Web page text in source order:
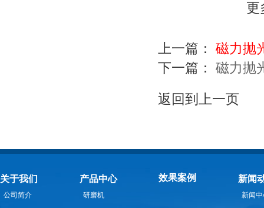
更多磁力抛
上一篇： 磁力抛
下一篇： 磁力抛
返回到上一页
关于我们
公司简介
产品中心
研磨机
效果案例 新闻
新闻中